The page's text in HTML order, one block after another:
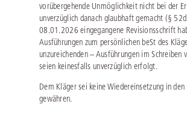
vorübergehende Unmöglichkeit nicht bei der
unverzüglich danach glaubhaft gemacht (§
08.01.2026 eingegangene Revisionsschrift
Ausführungen zum persönlichen beSt des
unzureichenden – Ausführungen im
seien keinesfalls unverzüglich erfolgt.
Dem Kläger sei keine Wiedereinsetzung in
gewähren.